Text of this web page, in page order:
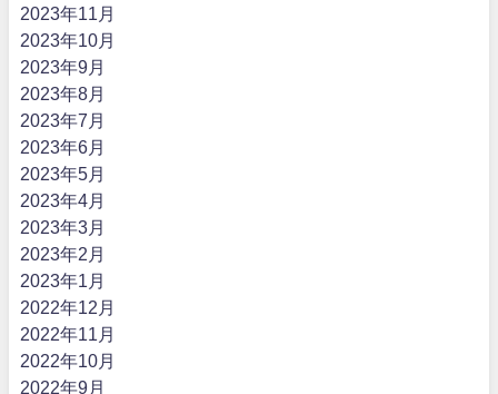
2023年11月
2023年10月
2023年9月
2023年8月
2023年7月
2023年6月
2023年5月
2023年4月
2023年3月
2023年2月
2023年1月
2022年12月
2022年11月
2022年10月
2022年9月